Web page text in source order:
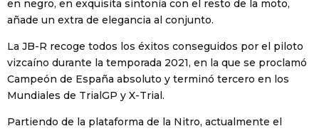
en negro, en exquisita sintonía con el resto de la moto,
añade un extra de elegancia al conjunto.
La JB-R recoge todos los éxitos conseguidos por el piloto
vizcaíno durante la temporada 2021, en la que se proclamó
Campeón de España absoluto y terminó tercero en los
Mundiales de TrialGP y X-Trial.
Partiendo de la plataforma de la Nitro, actualmente el